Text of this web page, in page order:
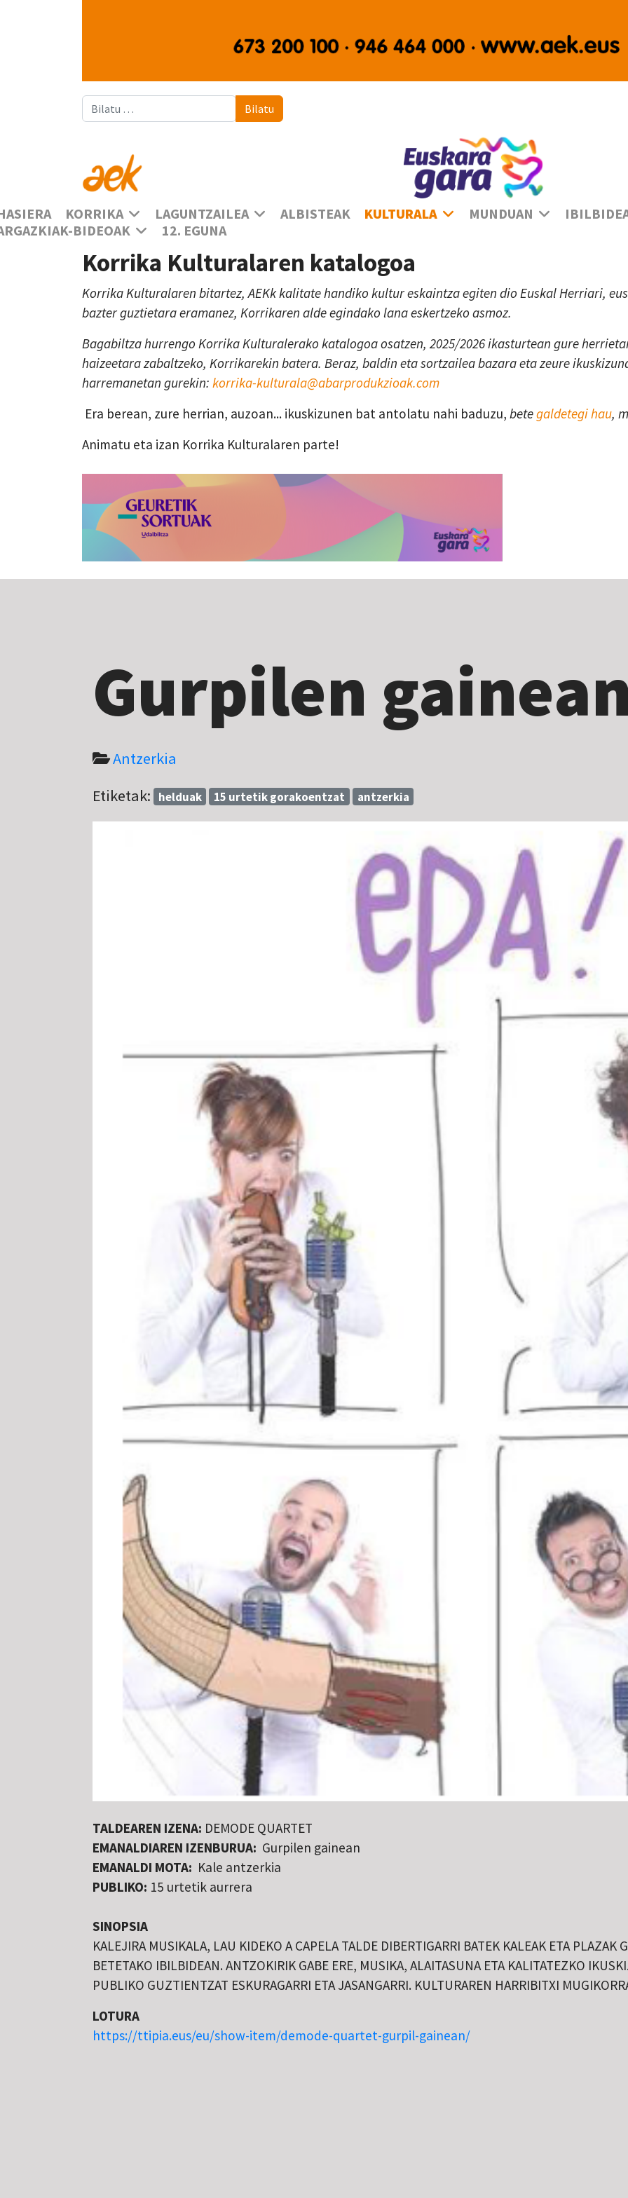
Bilatu Bilatu
KORRIKA LAGUNTZAILEA ALBISTEAK KULTURALA MUNDUAN
BIDEOAK
12. EGUNA
Korrika Kulturalaren katalogoa
Korrika Kulturalaren bitartez, AEKk kalitate handiko kultur eskaintza egiten dio Euskal Herriari,
bazter guztietara eramanez, Korrikaren alde egindako lana eskertzeko asmoz.
Bagabiltza hurrengo Korrika Kulturalerako katalogoa osatzen, 2025/2026 ikasturtean gure
haizeetara zabaltzeko, Korrikarekin batera. Beraz, baldin eta sortzailea bazara eta zeure
harremanetan gurekin: korrika-kulturala@abarprodukzioak.com
Era berean, zure herrian, auzoan... ikuskizunen bat antolatu nahi baduzu, betegaldetegi hau,
Animatu eta izan Korrika Kulturalaren parte!
Gurpilen
Antzerkia
Etiketak: helduak 15 urtetik gorakoentzat antzerkia
TALDEAREN IZENA: DEMODE QUARTET
EMANALDIAREN IZENBURUA: Gurpilen gainean
EMANALDI MOTA: Kale antzerkia
PUBLIKO: 15 urtetik aurrera
SINOPSIA
KALEJIRA MUSIKALA, LAU KIDEKO A CAPELA TALDE DIBERTIGARRI BATEK KALEAK ETA
BETETAKO IBILBIDEAN. ANTZOKIRIK GABE ERE, MUSIKA, ALAITASUNA ETA KALITATEZKO
PUBLIKO GUZTIENTZAT ESKURAGARRI ETA JASANGARRI. KULTURAREN HARRIBITXI
LOTURA
https://ttipia.eus/eu/show-item/demode-quartet-gurpil-gainean/